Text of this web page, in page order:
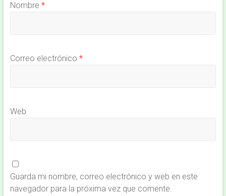
Nombre *
Correo electrónico *
Web
Guarda mi nombre, correo electrónico y web en este
navegador para la próxima vez que comente.